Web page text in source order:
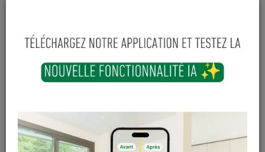
Contactez Diffusion Menuiserie pour obtenir le temps de
réapprovisionnement pour ce produit
varier par rapport au produit réel